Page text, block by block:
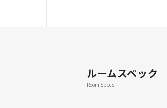
ルームスペック
Room Specs